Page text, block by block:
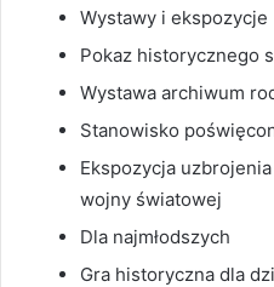
Wystawy i ekspozycje
Pokaz historycznego
Wystawa archiwum
Stanowisko
Ekspozycja
wojny światowej
Dla najmłodszych
Gra historyczna dla